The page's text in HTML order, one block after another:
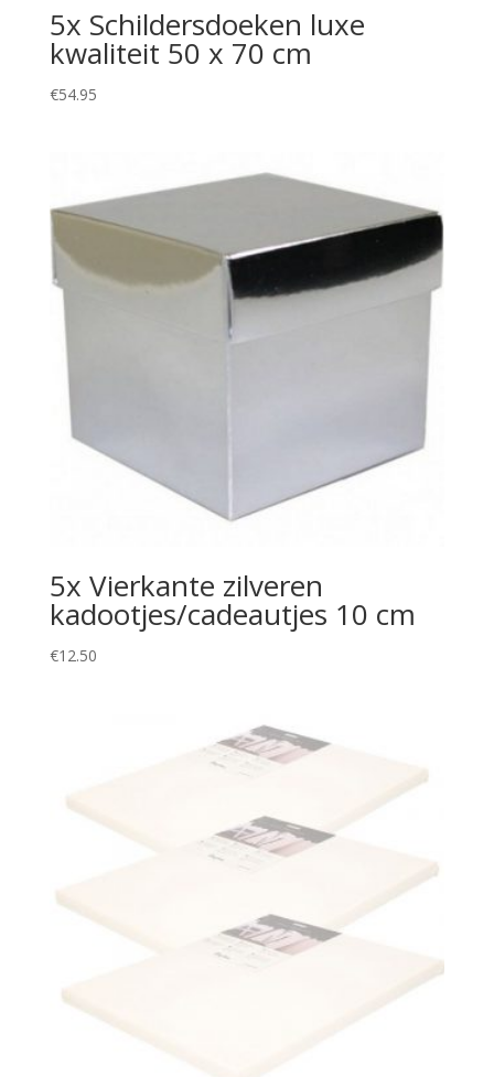
5x Schildersdoeken luxe
kwaliteit 50 x 70 cm
€54.95
5x Vierkante zilveren
kadootjes/cadeautjes 10 cm
€12.50